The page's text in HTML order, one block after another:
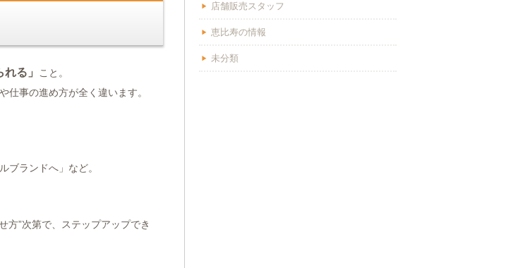
る」
こと。
仕事の進め方が全く違います。
ブランドへ」など。
方”次第で、ステップアップでき
店舗販売スタッフ
恵比寿の情報
未分類